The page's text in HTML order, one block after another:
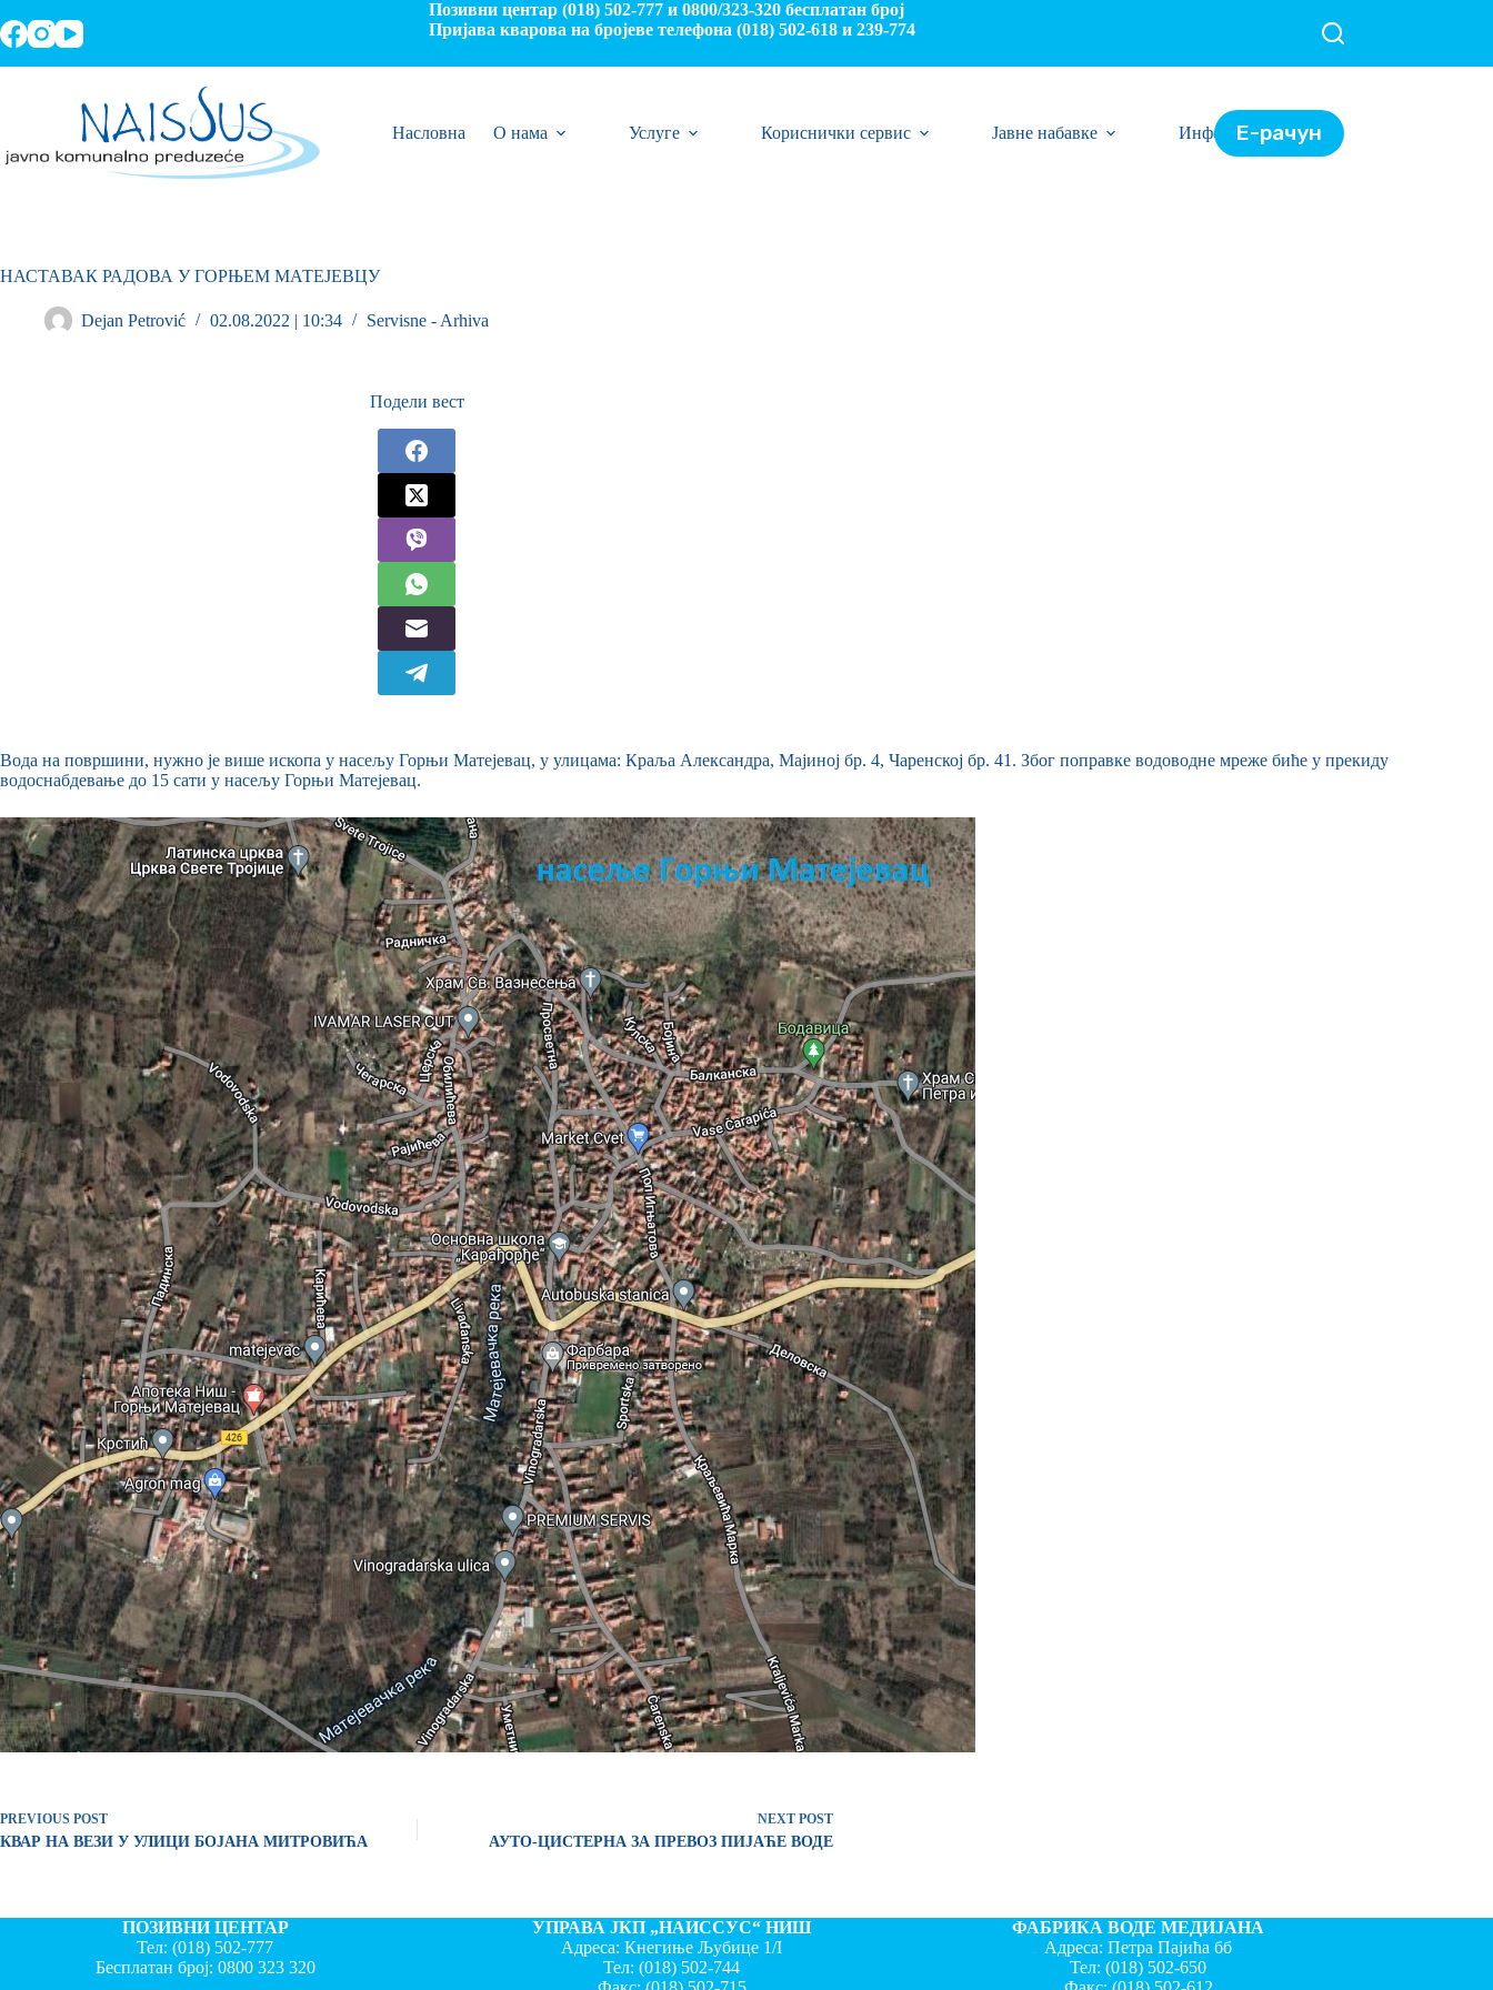
Позивни центар (018) 502-777 и 0800/323-320 бесплатан број
Пријава кварова на бројеве телефона (018) 502-618 и 239-774
Насловна О нама Услуге Кориснички сервис Јавне набавке ИнформацијеЕ-рачун
НАСТАВАК РАДОВА У ГОРЊЕМ МАТЕЈЕВЦУ
Dejan Petrović 02.08.2022 | 10:34 Servisne - Arhiva
Подели вест
Вода на површини, нужно је више ископа у насељу Горњи Матејевац, у улицама: Краља Александра, Мајиној бр. 4, Чаренској бр. 41. Због поправке водоводне мреже биће у прекиду
водоснабдевање до 15 сати у насељу Горњи Матејевац.
PREVIOUS POST
КВАР НА ВЕЗИ У УЛИЦИ БОЈАНА МИТРОВИЋА
NEXT POST
АУТО-ЦИСТЕРНА ЗА ПРЕВОЗ ПИЈАЋЕ ВОДЕ
ПОЗИВНИ ЦЕНТАР
Тел:(018) 502-777
Бесплатан број: 0800 323 320
УПРАВА ЈКП „НАИССУС“ НИШ
Адреса: Кнегиње Љубице 1/I
Тел:(018) 502-744
ФАБРИКА ВОДЕ МЕДИЈАНА
Адреса: Петра Пајића бб
Тел:(018) 502-650